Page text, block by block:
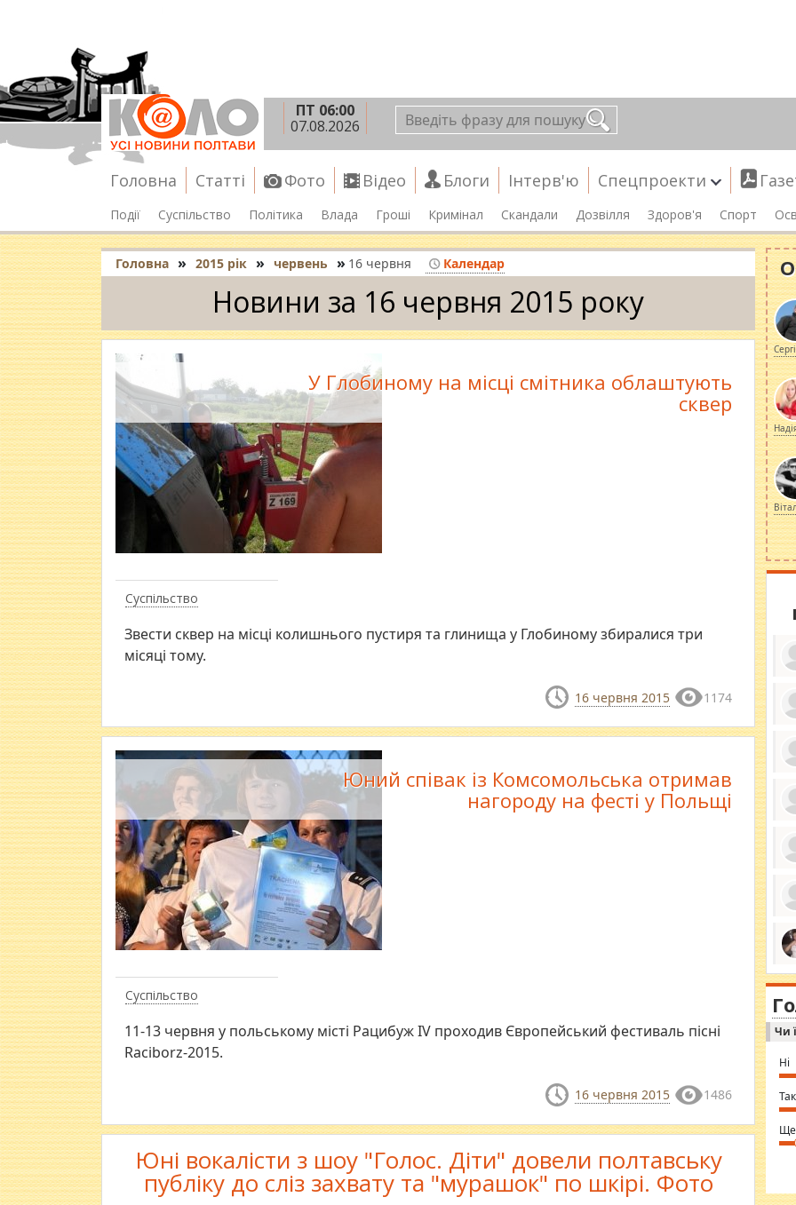
ПТ 06:00
07.08.2026
Головна Статті Фото Відео Блоги Інтерв'ю Спецпроекти
Події Суспільство Політика Влада Гроші Кримінал Скандали Дозвілля Здоров'я Спорт
Головна » 2015 рік » червень » 16 червня Календар
Новини за 16 червня 2015 року
Суспільство
У Глобиному на місці смітника облаштують
сквер
Звести сквер на місці колишнього пустиря та глинища у Глобиному збиралися три
місяці тому.
16 червня 2015 1174
Суспільство
Юний співак із Комсомольська отримав
нагороду на фесті у Польщі
11-13 червня у польському місті Рацибуж ІV проходив Європейський фестиваль пісні
Raciborz-2015.
16 червня 2015 1486
Юні вокалісти з шоу "Голос. Діти" довели полтавську
публіку до сліз захвату та "мурашок" по шкірі. Фото
за
ми
in
⇒
Чи
Ні
Так
Ще